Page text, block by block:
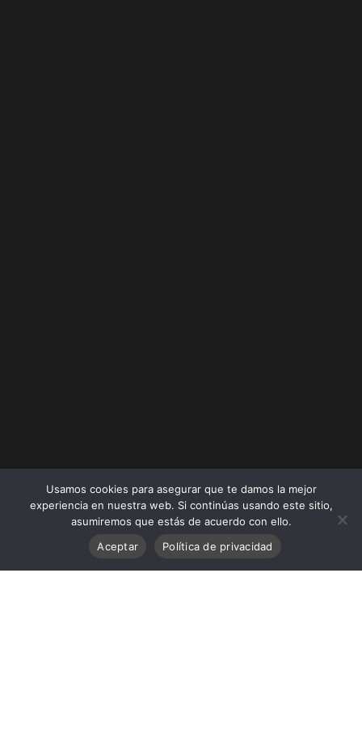
Usamos cookies para asegurar que te damos la mejor
experiencia en nuestra web. Si continúas usando este sitio,
asumiremos que estás de acuerdo con ello.
Aceptar
Política de privacidad